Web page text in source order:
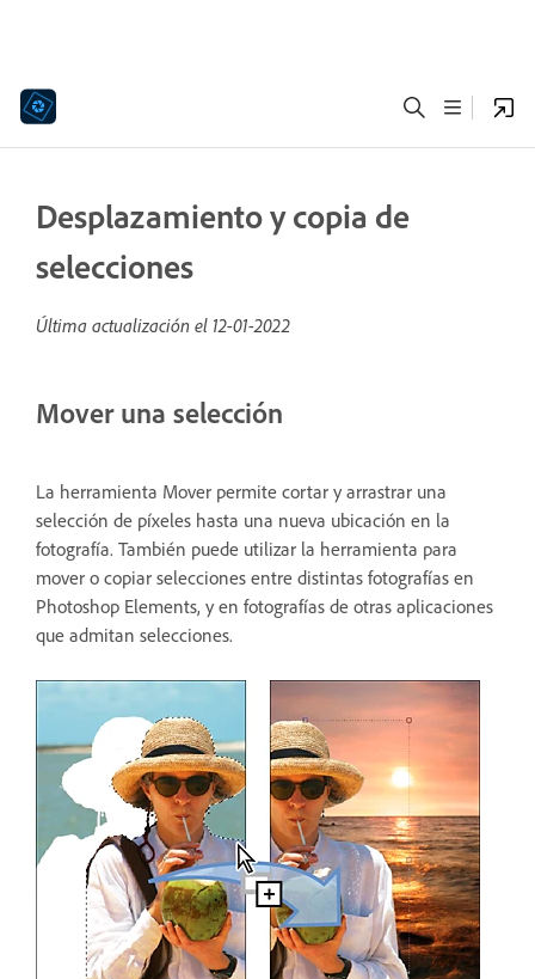
Desplazamiento y copia de
selecciones
Última actualización el 12-01-2022
Mover una selección
La herramienta Mover permite cortar y arrastrar una
selección de píxeles hasta una nueva ubicación en la
fotografía. También puede utilizar la herramienta para
mover o copiar selecciones entre distintas fotografías en
Photoshop Elements, y en fotografías de otras aplicaciones
que admitan selecciones.